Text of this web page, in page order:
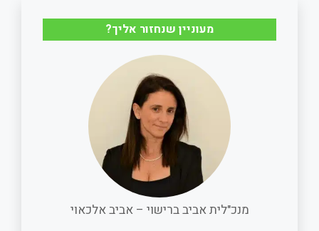
t
e
o
k
i
l
r
e
מעוניין שנחזור אליך?
מנכ"לית אביב ברישוי – אביב אלכאוי